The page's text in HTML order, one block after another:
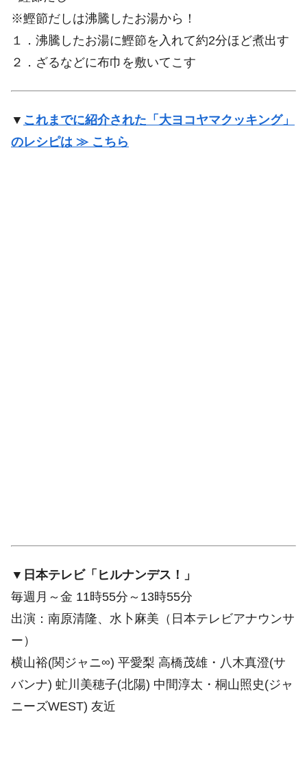
※鰹節だしは沸騰したお湯から！
１．沸騰したお湯に鰹節を入れて約2分ほど煮出す
２．ざるなどに布巾を敷いてこす
▼ これまでに紹介された「大ヨコヤマクッキング」
のレシピは ≫ こちら
▼日本テレビ「ヒルナンデス！」
毎週月～金 11時55分～13時55分
出演：南原清隆、水卜麻美（日本テレビアナウンサ
ー）
横山裕(関ジャニ∞) 平愛梨 高橋茂雄・八木真澄(サ
バンナ) 虻川美穂子(北陽) 中間淳太・桐山照史(ジャ
ニーズWEST) 友近